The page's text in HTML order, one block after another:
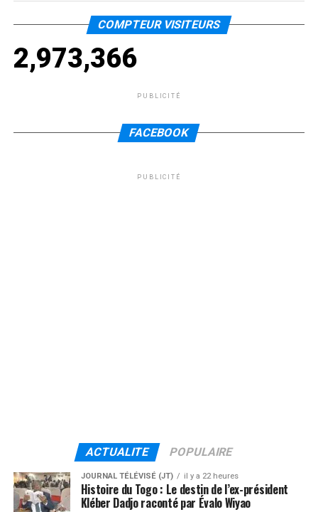
COMPTEUR VISITEURS
2,973,366
PUBLICITÉ
FACEBOOK
PUBLICITÉ
ACTUALITE POPULAIRE
JOURNAL TÉLÉVISÉ (JT) il y a 22 heures
Histoire du Togo : Le destin de l’ex-président
Kléber Dadjo raconté par Évalo Wiyao